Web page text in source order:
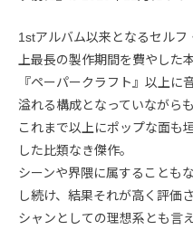
1stアルバム以来となるセル
上最長の製作期間を費やした
『ペーパークラフト』以上
溢れる構成となっていながら
これまで以上にポップな面も
した比類なき傑作。
シーンや界隈に属することも
し続け、結果それが高く評価
シャンとしての理想系とも言